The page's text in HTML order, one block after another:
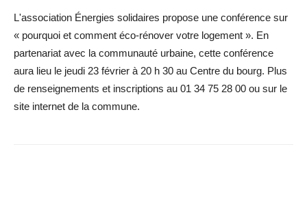
L'association Énergies solidaires propose une conférence sur
« pourquoi et comment éco-rénover votre logement ». En
partenariat avec la communauté urbaine, cette conférence
aura lieu le jeudi 23 février à 20 h 30 au Centre du bourg. Plus
de renseignements et inscriptions au 01 34 75 28 00 ou sur le
site internet de la commune.